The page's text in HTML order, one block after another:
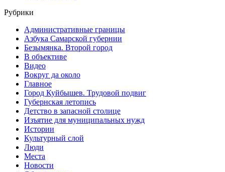
Рубрики
Административные границы
Азбука Самарской губернии
Безымянка. Второй город
В объективе
Видео
Вокруг да около
Главное
Город Куйбышев. Трудовой подвиг
Губернская летопись
Детство в запасной столице
Изъятие для муниципальных нужд
Истории
Культурный слой
Люди
Места
Новости